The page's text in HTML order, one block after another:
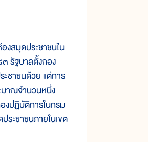
สมุดประชาชนใน
รัฐบาลตั้งกอง
ชาชนด้วย แต่การ
มาณจำนวนหนึ่ง
งปฏิบัติการในกรม
ระชาชนภายในเขต